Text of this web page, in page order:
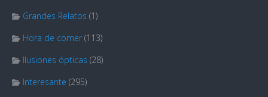
Grandes Relatos (1)
Hora de comer (113)
Ilusiones ópticas (28)
Interesante (295)